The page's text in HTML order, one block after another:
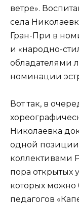
ветре».
села
Гран-При в
и «народно-
обладателями
номинации
Вот так, в
Николаевка
одной
коллективами
пора открытых
которых можно
педагогов